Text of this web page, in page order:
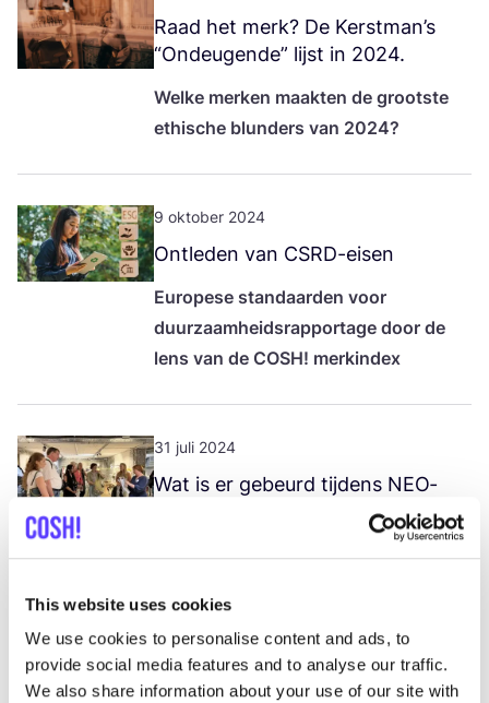
This website uses cookies
We use cookies to personalise content and ads, to
provide social media features and to analyse our traffic.
We also share information about your use of our site with
Raad het merk? De Kerstman’s
“Ondeu­gen­de” lijst in 2024.
Wel­ke mer­ken maak­ten de groot­ste
ethi­sche blun­ders van 2024?
9 oktober 2024
Ont­le­den van CSRD-eisen
Euro­pe­se stan­daar­den voor
duur­zaam­heids­rap­por­ta­ge door de
lens van de COSH! merkindex
31 juli 2024
Wat is er gebeurd tij­dens NEO­
! somt de hoog­te­pun­
Düs­sel­dorf: ont­dek de hoog­te­pun­ten
van het eve­ne­ment. Experts op het
gebied van duur­zaam­heid en mode